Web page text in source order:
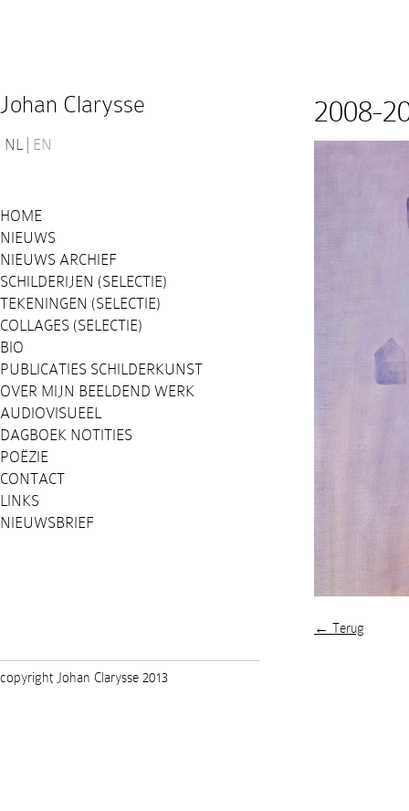
Johan Clarysse
NL EN
HOME
NIEUWS
NIEUWS ARCHIEF
SCHILDERIJEN (SELECTIE)
TEKENINGEN (SELECTIE)
COLLAGES (SELECTIE)
BIO
PUBLICATIES SCHILDERKUNST
OVER MIJN BEELDEND WERK
AUDIOVISUEEL
DAGBOEK NOTITIES
POËZIE
CONTACT
LINKS
NIEUWSBRIEF
2008-
← Terug
copyright Johan Clarysse 2013